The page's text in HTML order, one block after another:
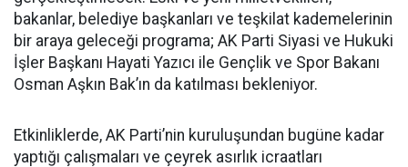
bakanlar, belediye başkanları ve teşkilat kademelerinin
bir araya geleceği programa; AK Parti Siyasi ve Hukuki
İşler Başkanı Hayati Yazıcı ile Gençlik ve Spor Bakanı
Osman Aşkın Bak’ın da katılması bekleniyor.
Etkinliklerde, AK Parti’nin kuruluşundan bugüne kadar
yaptığı çalışmaları ve çeyrek asırlık icraatları